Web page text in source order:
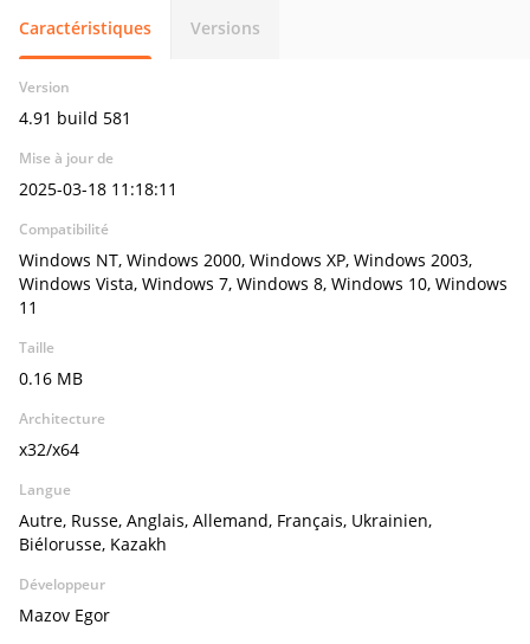
Caractéristiques Versions
Version
4.91 build 581
Mise à jour de
2025-03-18 11:18:11
Compatibilité
Windows NT, Windows 2000, Windows XP, Windows 2003,
Windows Vista, Windows 7, Windows 8, Windows 10, Windows
11
Taille
0.16 MB
Architecture
x32/x64
Langue
Autre, Russe, Anglais, Allemand, Français, Ukrainien,
Biélorusse, Kazakh
Développeur
Mazov Egor